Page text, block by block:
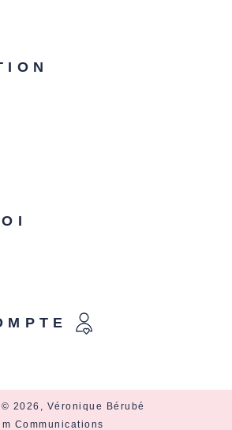
2026, Véronique Bérubé
Communications